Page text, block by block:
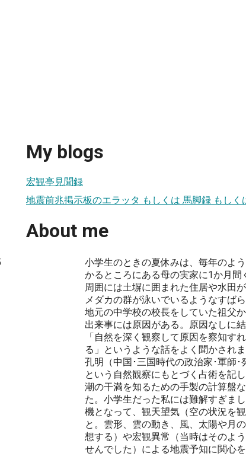
My blogs
宏観亭見聞録
地震前兆掲示板のエラッタ もしくは 馬脚録 もしく
About me
小学生のときの夏休みは、毎年のよ
かるところにある母の実家に1か月間
周囲には土塀に囲まれた住居や水田
メダカの群が泳いでいるようなすば
地元の中学校の校長をしていた祖父
出来事には原因がある。原因なしに
「自然を深く観察して原因を察知す
る」というような話をよく聞かされ
孔明（中国･三国時代の政治家･軍師･
という自然観察にもとづく占術を記
潮の干満を知るための手製の計算盤
た。小学生だった私には難解すぎま
機となって、観天望気（空の状況を
と。雲形、雲の動き、風、太陽や月
想する）や宏観異常（当時はそのよ
せんでした）による地震予知に関心